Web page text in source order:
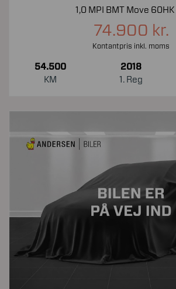
1,0 MPI BMT Move 60HK
74.900 kr.
Kontantpris inkl. moms
54.500
KM
2018
1. Reg